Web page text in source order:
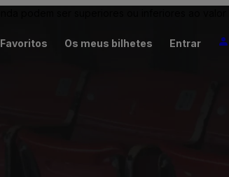
Favoritos Os meus bilhetes Entrar